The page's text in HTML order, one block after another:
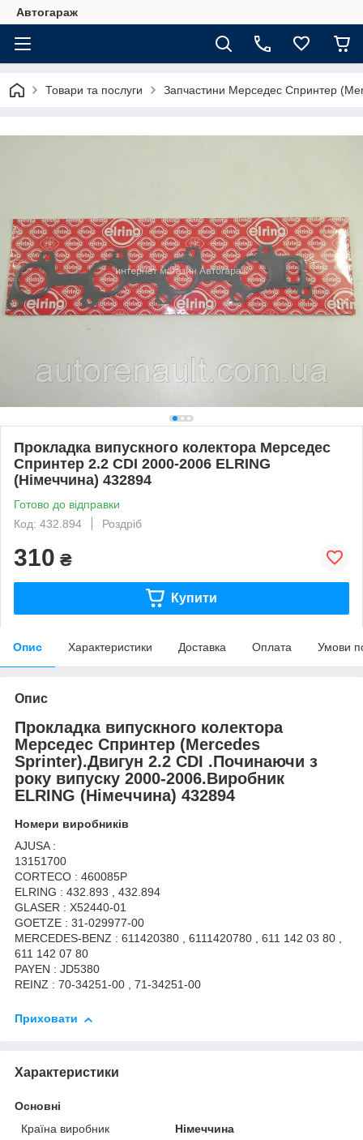
Автогараж
Товари та послуги Запчастини Мерседес Спринтер
Прокладка випускного колектора Мерседес
Спринтер 2.2 CDI 2000-2006 ELRING
(Німеччина) 432894
Готово до відправки
Код: 432.894
Роздріб
310 ₴
Купити
Опис Характеристики Доставка Оплата Умови
Опис
Прокладка випускного колектора
Мерседес Спринтер (Mercedes
Sprinter).Двигун 2.2 CDI .Починаючи з
року випуску 2000-2006.Виробник
ELRING (Німеччина) 432894
Номери виробників
AJUSA :
13151700
CORTECO : 460085P
ELRING : 432.893 , 432.894
GLASER : X52440-01
GOETZE : 31-029977-00
MERCEDES-BENZ : 611420380 , 6111420780 , 611 142 03 80 ,
611 142 07 80
PAYEN : JD5380
REINZ : 70-34251-00 , 71-34251-00
Приховати
Характеристики
Основні
Країна виробник
Німеччина